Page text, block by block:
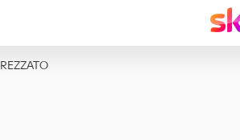
REZZATO